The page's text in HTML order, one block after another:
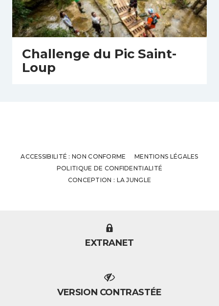
Challenge du Pic Saint-
Loup
ACCESSIBILITÉ : NON CONFORME
MENTIONS LÉGALES
POLITIQUE DE CONFIDENTIALITÉ
CONCEPTION : LA JUNGLE
EXTRANET
VERSION CONTRASTÉE